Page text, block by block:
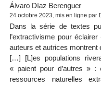
Álvaro Díaz Berenguer
24 octobre 2023, mis en ligne par
Dans la série de textes
l’extractivisme pour
auteurs et autrices montrent
[…] [L]es populations
« paient pour d’autres » :
ressources naturelles